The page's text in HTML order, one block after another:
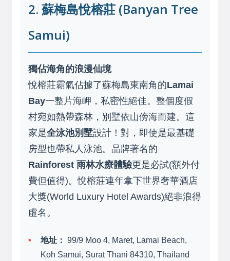
2. 蘇梅島悅榕莊 (Banyan Tree
Samui)
獨佔海角的浪漫仙境
悅榕莊霸氣佔據了蘇梅島東南角的Lamai
Bay一整片海岬，私密性絕佳。整個度假
村宛如熱帶森林，別墅依山傍海而建。這
家是全泳池別墅設計！對，即使是最基礎
房型也帶私人泳池。品牌著名的
Rainforest 雨林水療體驗更是必試(額外付
費但值得)。悅榕莊連年拿下世界奢華酒店
大獎(World Luxury Hotel Awards)絕非浪得
虛名。
地址： 99/9 Moo 4, Maret, Lamai Beach,
Koh Samui, Surat Thani 84310, Thailand